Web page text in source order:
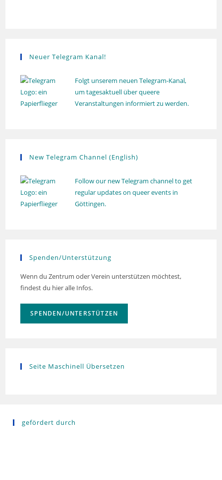
Neuer Telegram Kanal!
Folgt unserem neuen Telegram-Kanal,
um tagesaktuell über queere
Veranstaltungen informiert zu werden.
New Telegram Channel (English)
Follow our new Telegram channel to get
regular updates on queer events in
Göttingen.
Spenden/Unterstützung
Wenn du Zentrum oder Verein unterstützen möchtest,
findest du hier alle Infos.
SPENDEN/UNTERSTÜTZEN
Seite Maschinell Übersetzen
gefördert durch